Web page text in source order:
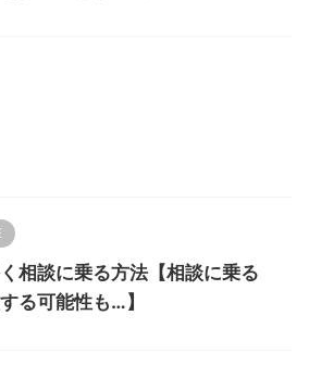
く相談に乗る方法【相談に乗る
る可能性も…】